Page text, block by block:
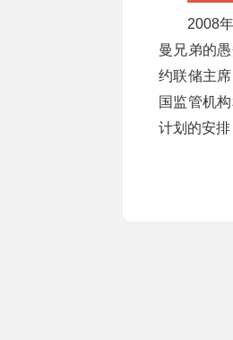
2008
曼兄弟的
约联储主
国监管机
计划的安